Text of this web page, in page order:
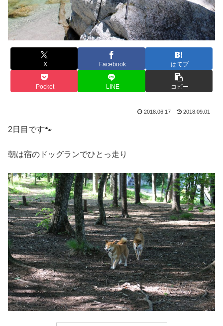
X Facebook はてブ
Pocket LINE コピー
2018.06.17 2018.09.01
2日目です🐾
朝は宿のドッグランでひとっ走り